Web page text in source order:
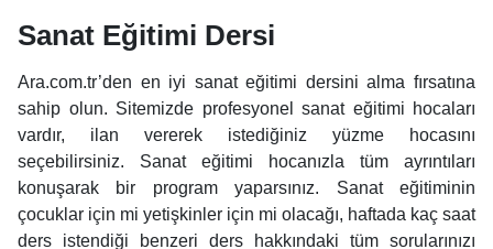
Sanat Eğitimi Dersi
Ara.com.tr’den en iyi sanat eğitimi dersini alma fırsatına
sahip olun. Sitemizde profesyonel sanat eğitimi hocaları
vardır, ilan vererek istediğiniz yüzme hocasını
seçebilirsiniz. Sanat eğitimi hocanızla tüm ayrıntıları
konuşarak bir program yaparsınız. Sanat eğitiminin
çocuklar için mi yetişkinler için mi olacağı, haftada kaç saat
ders istendiği benzeri ders hakkındaki tüm sorularınızı